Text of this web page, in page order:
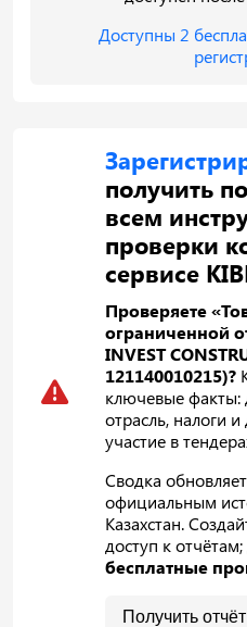
Доступны 2
получить
всем
проверки
сервисе
Проверяете
ограниченной
INVEST
121140010215)?
ключевые факты:
отрасль, налоги
участие в
Сводка
официальным
Казахстан.
доступ к
бесплатные
Получить